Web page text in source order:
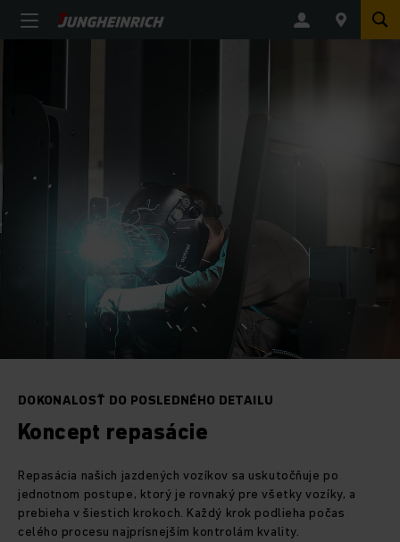
DOKONALOSŤ DO POSLEDNÉHO DETAILU
Koncept repasácie
Repasácia našich jazdených vozíkov sa uskutočňuje po
jednotnom postupe, ktorý je rovnaký pre všetky vozíky, a
prebieha v šiestich krokoch. Každý krok podlieha počas
celého procesu najprísnejším kontrolám kvality.